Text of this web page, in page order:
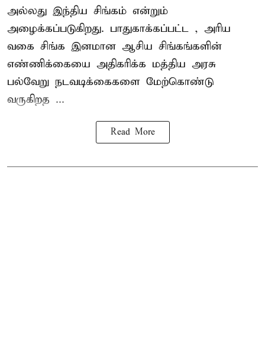
அல்லது இந்திய சிங்கம் என்றும்
அழைக்கப்படுகிறது. பாதுகாக்கப்பட்ட , அரிய
வகை சிங்க இனமான ஆசிய சிங்கங்களின்
எண்ணிக்கையை அதிகரிக்க மத்திய அரசு
பல்வேறு நடவடிக்கைகளை மேற்கொண்டு
வருகிறத ...
Read More